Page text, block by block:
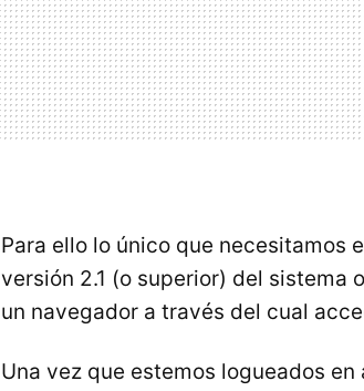
Para ello lo único que necesitamos
versión 2.1 (o superior) del
un navegador a través del cual
Una vez que estemos logueados